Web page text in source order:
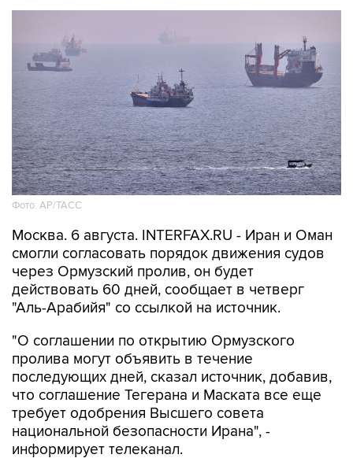
Фото: AP/ТАСС
Москва. 6 августа. INTERFAX.RU - Иран и Оман
смогли согласовать порядок движения судов
через Ормузский пролив, он будет
действовать 60 дней, сообщает в четверг
"Аль-Арабийя" со ссылкой на источник.
"О соглашении по открытию Ормузского
пролива могут объявить в течение
последующих дней, сказал источник, добавив,
что соглашение Тегерана и Маската все еще
требует одобрения Высшего совета
национальной безопасности Ирана", -
информирует телеканал.